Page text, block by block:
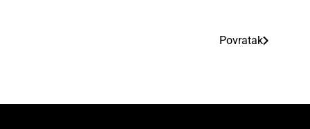
Povratak